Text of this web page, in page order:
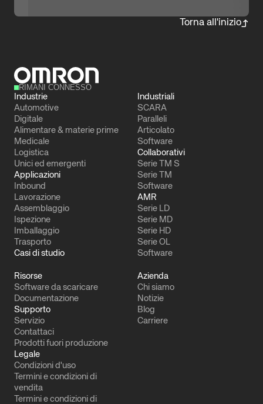
Torna all'inizio
RIMANI CONNESSO
Industrie
Automotive
Digitale
Alimentare & materie prime
Medicale
Logistica
Unici ed emergenti
Applicazioni
Inbound
Lavorazione
Assemblaggio
Ispezione
Imballaggio
Trasporto
Casi di studio
Industriali
SCARA
Paralleli
Articolato
Software
Collaborativi
Serie TM S
Serie TM
Software
AMR
Serie LD
Serie MD
Serie HD
Serie OL
Software
Risorse
Software da scaricare
Documentazione
Supporto
Servizio
Contattaci
Prodotti fuori produzione
Legale
Condizioni d'uso
Termini e condizioni di
vendita
Termini e condizioni di
Azienda
Chi siamo
Notizie
Blog
Carriere